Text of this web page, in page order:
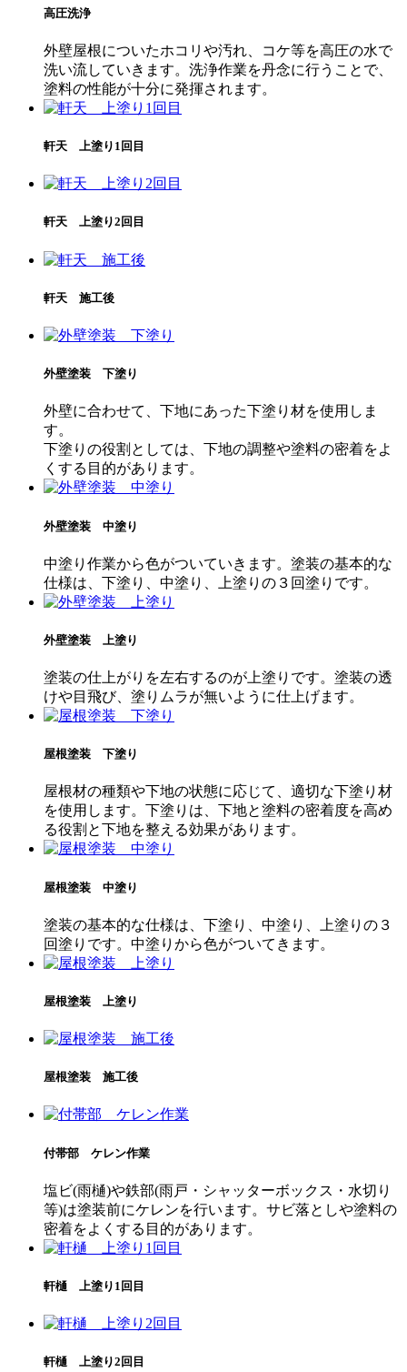
高圧洗浄
外壁屋根についたホコリや汚れ、コケ等を高圧の水で
洗い流していきます。洗浄作業を丹念に行うことで、
塗料の性能が十分に発揮されます。
軒天 上塗り1回目
軒天 上塗り2回目
軒天 施工後
外壁塗装 下塗り
外壁に合わせて、下地にあった下塗り材を使用しま
す。
下塗りの役割としては、下地の調整や塗料の密着をよ
くする目的があります。
外壁塗装 中塗り
中塗り作業から色がついていきます。塗装の基本的な
仕様は、下塗り、中塗り、上塗りの３回塗りです。
外壁塗装 上塗り
塗装の仕上がりを左右するのが上塗りです。塗装の透
けや目飛び、塗りムラが無いように仕上げます。
屋根塗装 下塗り
屋根材の種類や下地の状態に応じて、適切な下塗り材
を使用します。下塗りは、下地と塗料の密着度を高め
る役割と下地を整える効果があります。
屋根塗装 中塗り
塗装の基本的な仕様は、下塗り、中塗り、上塗りの３
回塗りです。中塗りから色がついてきます。
屋根塗装 上塗り
屋根塗装 施工後
付帯部 ケレン作業
塩ビ(雨樋)や鉄部(雨戸・シャッターボックス・水切り
等)は塗装前にケレンを行います。サビ落としや塗料の
密着をよくする目的があります。
軒樋 上塗り1回目
軒樋 上塗り2回目